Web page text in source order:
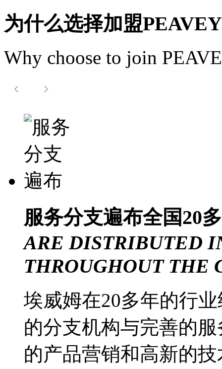
为什么选择加盟
Why choose to join
服务分支遍布全国20
ARE DISTRIBUTED
THROUGHOUT THE
埃威姆在20多年的行
的分支机构与完善的
的产品营销和高新的